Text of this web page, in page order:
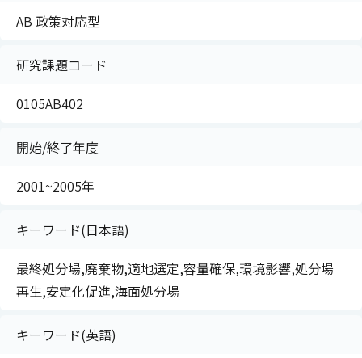
AB 政策対応型
研究課題コード
0105AB402
開始/終了年度
2001~2005年
キーワード(日本語)
最終処分場,廃棄物,適地選定,容量確保,環境影響,処分場
再生,安定化促進,海面処分場
キーワード(英語)